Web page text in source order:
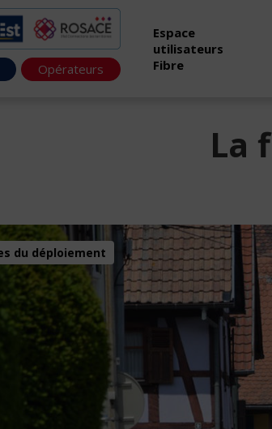
Opérateurs
Espace
utilisateurs
Fibre
La
du déploiement